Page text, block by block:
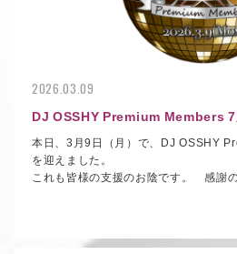
2026.03.09
DJ OSSHY Premium Members 7
本日、3月9日（月）で、DJ OSSHY
を迎えました。
これも皆様の支援のお陰です。 感謝